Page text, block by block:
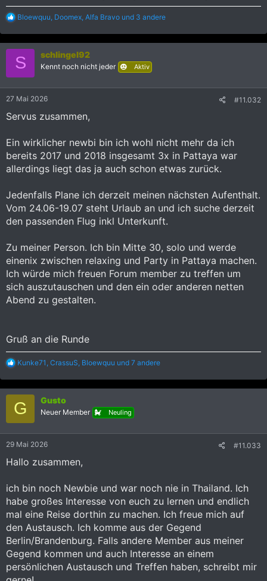
R
a
k
i
n
Bloewquu Doomex Alfa Bravo und 3 andere
S schlingel92
Kennt noch nicht jeder Aktiv
27 Mai 2026 #11.032
Servus zusammen,
Ein wirklicher newbi bin ich wohl nicht mehr da ich
bereits 2017 und 2018 insgesamt 3x in Pattaya war
allerdings liegt das ja auch schon etwas zurück.
Jedenfalls Plane ich derzeit meinen nächsten Aufenthalt.
Vom 24.06-19.07 steht Urlaub an und ich suche derzeit
den passenden Flug inkl Unterkunft.
Zu meiner Person. Ich bin Mitte 30, solo und werde
einenix zwischen relaxing und Party in Pattaya machen.
Ich würde mich freuen Forum member zu treffen um
sich auszutauschen und den ein oder anderen netten
Abend zu gestalten.
Gruß an die Runde
R
a
k
i
n
Kunke71 CrassuS Bloewquu und 7 andere
G Gusto
Neuer Member Neuling
29 Mai 2026 #11.033
Hallo zusammen,
ich bin noch Newbie und war noch nie in Thailand. Ich
habe großes Interesse von euch zu lernen und endlich
mal eine Reise dorthin zu machen. Ich freue mich auf
den Austausch. Ich komme aus der Gegend
Berlin/Brandenburg. Falls andere Member aus meiner
Gegend kommen und auch Interesse an einem
persönlichen Austausch und Treffen haben, schreibt mir